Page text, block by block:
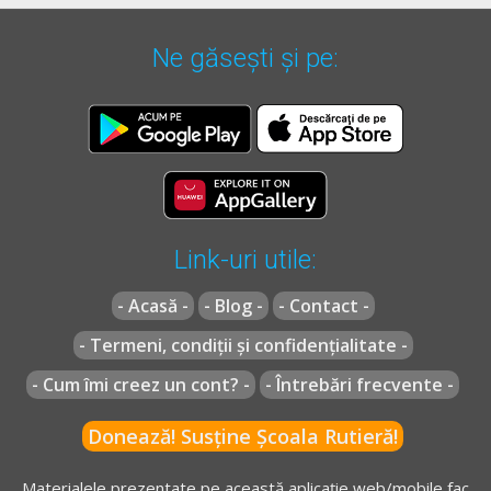
Ne găsești și pe:
Link-uri utile:
- Acasă - - Blog -
- Contact -
- Termeni, condiții și confidențialitate -
- Cum îmi creez un cont? -
- Întrebări frecvente -
Donează! Susține Școala Rutieră!